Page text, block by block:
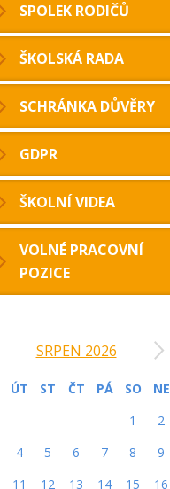
SPOLEK RODIČŮ
ŠKOLSKÁ RADA
SCHRÁNKA DŮVĚRY
GDPR
ŠKOLNÍ VIDEA
VOLNÉ PRACOVNÍ
POZICE
SRPEN 2026
ÚT ST ČT PÁ SO
NE
1
2
4 5 6 7 8
9
11 12 13 14 15
16